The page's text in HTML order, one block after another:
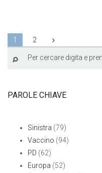
1 2
PAROLE CHIAVE
Sinistra (79)
Vaccino (94)
PD (62)
Europa (52)